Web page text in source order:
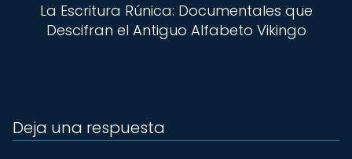
La Escritura Rúnica: Documentales que
Descifran el Antiguo Alfabeto Vikingo
Deja una respuesta